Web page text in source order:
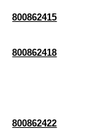
800862415
800862418
800862422